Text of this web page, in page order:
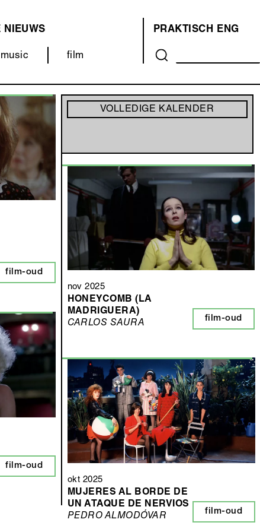
music film
NIEUWS
OVER
ONS
(MENU)
PRAKTISCH ENG
VOLLEDIGE KALENDER
film-oud
nov 2025
HONEYCOMB (LA
MADRIGUERA)
film-oud
CARLOS SAURA
film-oud
okt 2025
MUJERES AL BORDE DE
UN ATAQUE DE NERVIOS
film-oud
PEDRO ALMODÓVAR